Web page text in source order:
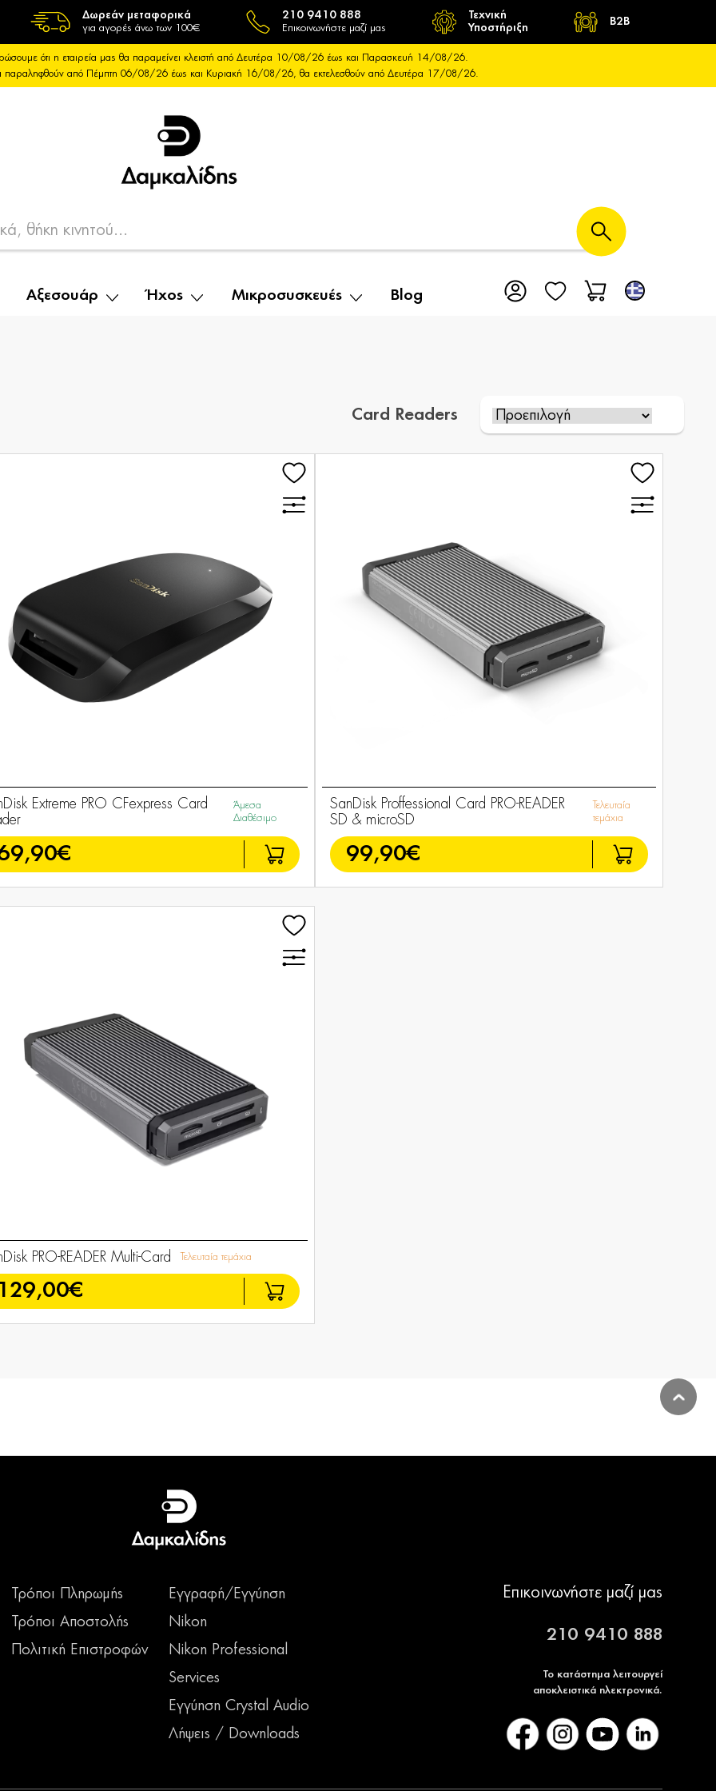
Δωρεάν μεταφορικά
για αγορές άνω των 100€
210 9410 888
Επικοινωνήστε μαζί μας
Τεχνική
Υποστήριξη
B2B
ότι η εταιρεία μας θα παραμείνει κλειστή από Δευτέρα 10/08/26 έως και Παρασκευή 14/08/26.
παραληφθούν από Πέμπτη 06/08/26 έως και Κυριακή 16/08/26, θα εκτελεσθούν από Δευτέρα 17/08/26.
Αξεσουάρ Ήχος Μικροσυσκευές Blog
Card Readers
Extreme PRO CFexpress Card
Άμεσα
Διαθέσιμο
SanDisk Proffessional Card PRO-READER
SD & microSD
Τελευταία
τεμάχια
99,90€
PRO-READER Multi-Card Τελευταία τεμάχια
Τρόποι Πληρωμής
Τρόποι Αποστολής
Πολιτική Επιστροφών
Εγγραφή/Εγγύηση
Nikon
Nikon Professional
Services
Εγγύηση Crystal Audio
Λήψεις / Downloads
Επικοινωνήστε μαζί μας
210 9410 888
Το κατάστημα λειτουργεί
αποκλειστικά ηλεκτρονικά.